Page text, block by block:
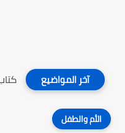
آخر المواضيع
الأم والطفل